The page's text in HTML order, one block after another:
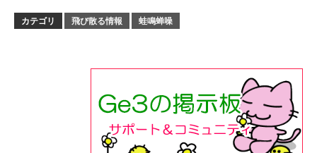
カテゴリ 飛び散る情報 蛙鳴蝉噪